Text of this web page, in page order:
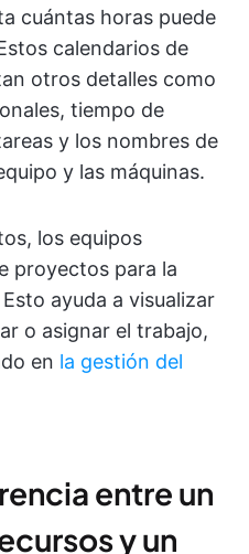
cuántas horas puede
calendarios de
otros detalles como
tiempo de
y los nombres de
y las máquinas.
los equipos
proyectos para la
ayuda a visualizar
o asignar el trabajo,
en la gestión del
entre un
y un